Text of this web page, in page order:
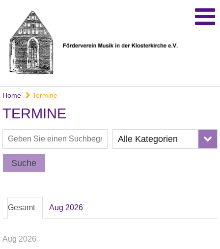
Home Termine
TERMINE
Alle Kategorien
Suche
Gesamt Aug 2026
Aug 2026